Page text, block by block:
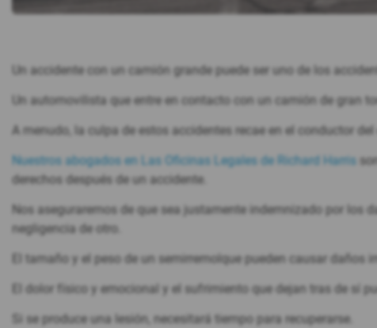
Un accidente con un camión grande puede ser uno de los
Un automovilista que entre en contacto con un camión de gran
A menudo, la culpa de estos accidentes recae en el conductor del
Nuestros abogados en Las Oficinas Legales de Richard Harris
derechos después de un accidente.
Nos aseguraremos de que sea justamente indemnizado por los
negligencia de otro.
El tamaño y el peso de un semirremolque pueden causar
El dolor físico y emocional y el sufrimiento que dejan tras de sí
Si se produce una lesión, necesitará tiempo para recuperarse.